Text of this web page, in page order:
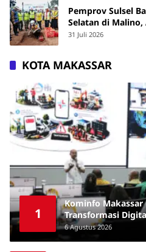
Pemprov Sulsel
Selatan di
31 Juli 2026
KOTA MAKASSAR
1
Kominfo
Transformasi
Australia Awards
6 Agustus 2026